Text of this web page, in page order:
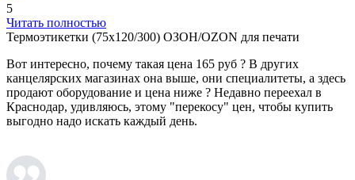
5
Читать полностью
Термоэтикетки (75х120/300) ОЗОН/OZON для печати
Вот интересно, почему такая цена 165 руб ? В других
канцелярских магазинах она выше, они специалитеты, а здесь
продают оборудование и цена ниже ? Недавно переехал в
Краснодар, удивляюсь, этому "перекосу" цен, чтобы купить
выгодно надо искать каждый день.